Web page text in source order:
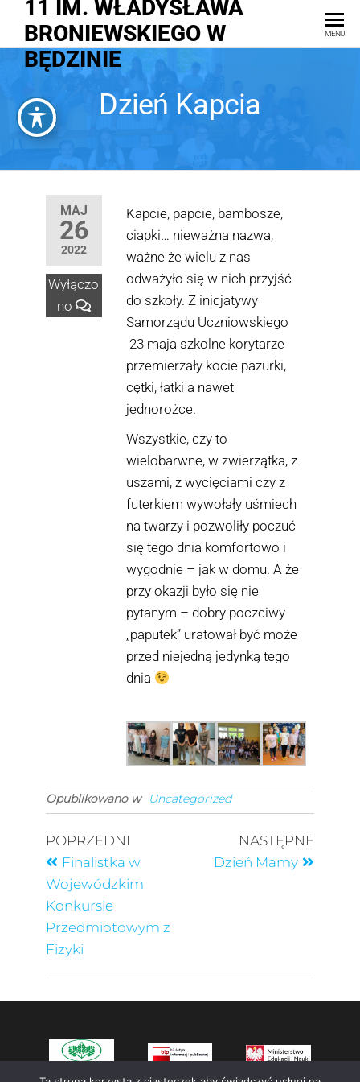
11 IM. WŁADYSŁAWA
BRONIEWSKIEGO W
BĘDZINIE
MENU
Dzień Kapcia
MAJ
26
2022
Wyłączo
no
Kapcie, papcie, bambosze,
ciapki… nieważna nazwa,
ważne że wielu z nas
odważyło się w nich przyjść
do szkoły. Z inicjatywy
Samorządu Uczniowskiego
23 maja szkolne korytarze
przemierzały kocie pazurki,
cętki, łatki a nawet
jednorożce.
Wszystkie, czy to
wielobarwne, w zwierzątka, z
uszami, z wycięciami czy z
futerkiem wywołały uśmiech
na twarzy i pozwoliły poczuć
się tego dnia komfortowo i
wygodnie – jak w domu. A że
przy okazji było się nie
pytanym – dobry poczciwy
„paputek” uratował być może
przed niejedną jedynką tego
dnia
Opublikowano w Uncategorized
POPRZEDNI
Finalistka w
Wojewódzkim
Konkursie
Przedmiotowym z
Fizyki
NASTĘPNE
Dzień Mamy